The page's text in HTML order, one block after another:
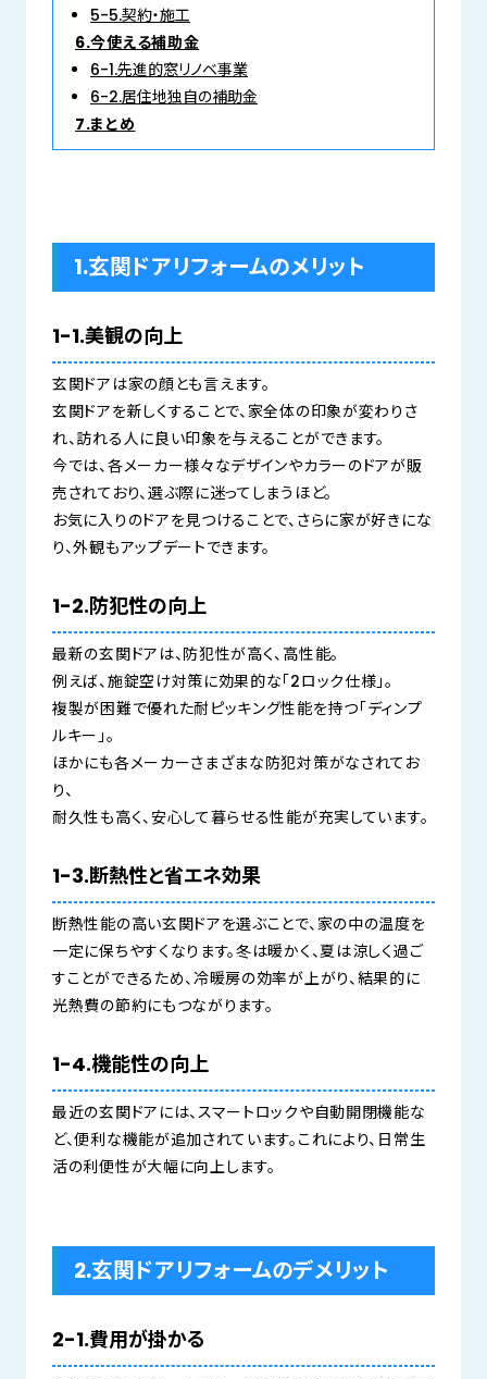
5-5.契約・施工
6.今使える補助金
6-1.先進的窓リノベ事業
6-2.居住地独自の補助金
7.まとめ
1.玄関ドアリフォームのメリット
1-1.美観の向上
玄関ドアは家の顔とも言えます。
玄関ドアを新しくすることで、家全体の印象が変わりさ
れ、訪れる人に良い印象を与えることができます。
今では、各メーカー様々なデザインやカラーのドアが販
売されており、選ぶ際に迷ってしまうほど。
お気に入りのドアを見つけることで、さらに家が好きにな
り、外観もアップデートできます。
1-2.防犯性の向上
最新の玄関ドアは、防犯性が高く、高性能。
例えば、施錠空け対策に効果的な「2ロック仕様」。
複製が困難で優れた耐ピッキング性能を持つ「ディンプ
ルキー」。
ほかにも各メーカーさまざまな防犯対策がなされてお
り、
耐久性も高く、安心して暮らせる性能が充実しています。
1-3.断熱性と省エネ効果
断熱性能の高い玄関ドアを選ぶことで、家の中の温度を
一定に保ちやすくなります。冬は暖かく、夏は涼しく過ご
すことができるため、冷暖房の効率が上がり、結果的に
光熱費の節約にもつながります。
1-4.機能性の向上
最近の玄関ドアには、スマートロックや自動開閉機能な
ど、便利な機能が追加されています。これにより、日常生
活の利便性が大幅に向上します。
2.玄関ドアリフォームのデメリット
2-1.費用が掛かる